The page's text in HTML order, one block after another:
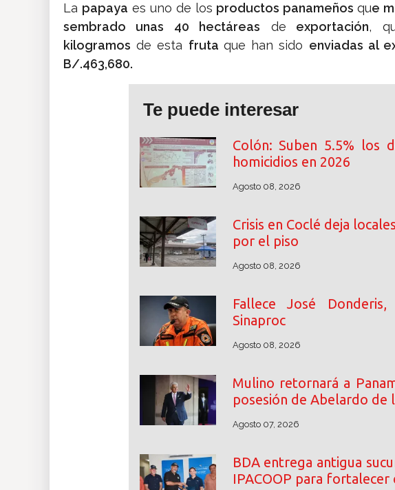
La papaya es uno de los productos panameños que
sembrado unas 40 hectáreas de exportación,
kilogramos de esta fruta que han sido enviadas al
B/.463,680.
Te puede interesar
Colón: Suben 5.5% los
homicidios en 2026
Agosto 08, 2026
Crisis en Coclé deja
por el piso
Agosto 08, 2026
Fallece José
Sinaproc
Agosto 08, 2026
Mulino retornará a
posesión de Abelardo de
Agosto 07, 2026
BDA entrega antigua
IPACOOP para